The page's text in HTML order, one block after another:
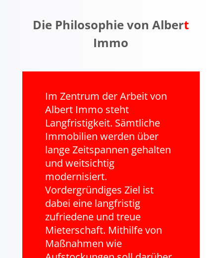
Die Philosophie von Albert
Immo
Im Zentrum der Arbeit von
Albert Immo steht
Langfristigkeit. Sämtliche
Immobilien werden über
lange Zeitspannen gehalten
und weitsichtig
modernisiert.
Vordergründiges Ziel ist
dabei eine langfristig
zufriedene und treue
Mieterschaft. Mithilfe von
Maßnahmen wie